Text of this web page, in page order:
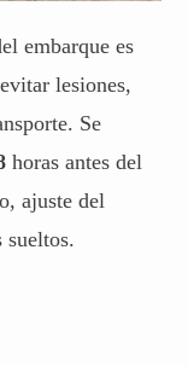
embarque es
lesiones,
Se
horas antes del
ajuste del
sueltos.